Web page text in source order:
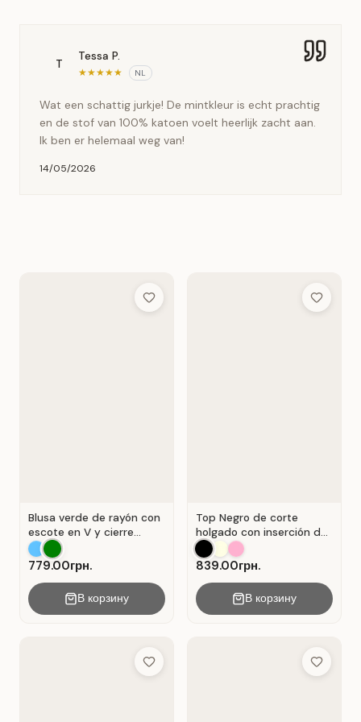
T
Tessa P.
★★★★★ NL
Wat een schattig jurkje! De mintkleur is echt prachtig
en de stof van 100% katoen voelt heerlijk zacht aan.
Ik ben er helemaal weg van!
14/05/2026
Add to Wish List
Blusa verde de rayón con
escote en V y cierre
Verde .
779.00грн.
В корзину
Add to
Top Negro de corte
holgado con inserción de
encaje calado.
839.00грн.
В корзину
Add to Wish List Add to